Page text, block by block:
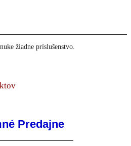
žiadne príslušenstvo.
Predajne